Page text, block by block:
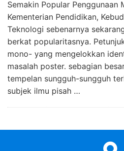
Semakin Popular Penggunaan
Kementerian Pendidikan,
Teknologi sebenarnya
berkat popularitasnya.
mono- yang mengelokkan
masalah poster. sebagian
tempelan sungguh-sungguh
subjek ilmu pisah …